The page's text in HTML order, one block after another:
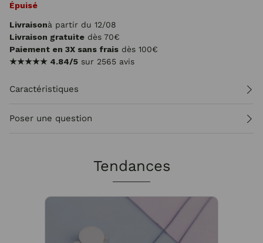
Épuisé
Livraisonà partir du 12/08
Livraison gratuite dès 70€
Paiement en 3X sans frais dès 100€
★★★★★ 4.84/5 sur 2565 avis
Caractéristiques
Poser une question
Tendances